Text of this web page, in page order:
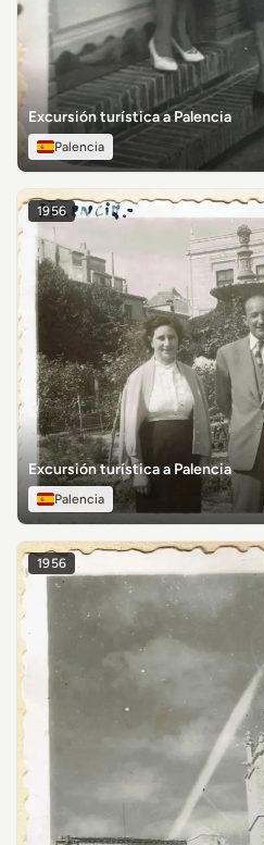
Excursión turística a Palencia
Palencia
1956
Excursión turística a Palencia
Palencia
1956